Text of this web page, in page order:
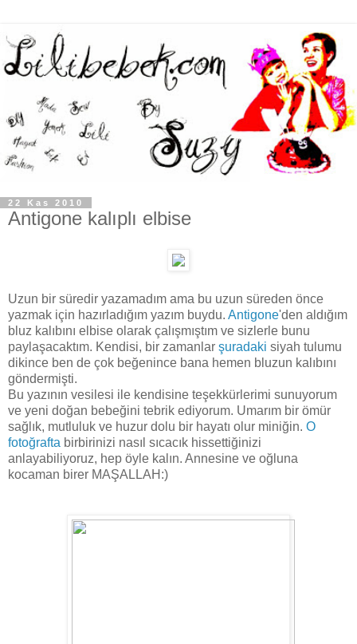
22 Kas 2010
Antigone kalıplı elbise
Uzun bir süredir yazamadım ama bu uzun süreden önce
yazmak için hazırladığım yazım buydu. Antigone'den aldığım
bluz kalıbını elbise olarak çalışmıştım ve sizlerle bunu
paylaşacaktım. Kendisi, bir zamanlar şuradaki siyah tulumu
dikince ben de çok beğenince bana hemen bluzun kalıbını
göndermişti.
Bu yazının vesilesi ile kendisine teşekkürlerimi sunuyorum
ve yeni doğan bebeğini tebrik ediyorum. Umarım bir ömür
sağlık, mutluluk ve huzur dolu bir hayatı olur miniğin. O
fotoğrafta birbirinizi nasıl sıcacık hissettiğinizi
anlayabiliyoruz, hep öyle kalın. Annesine ve oğluna
kocaman birer MAŞALLAH:)